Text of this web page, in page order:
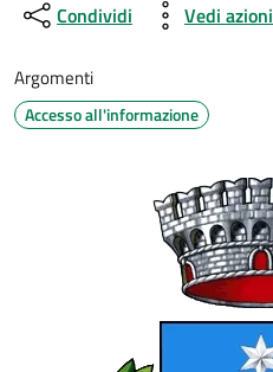
Condividi Vedi azioni
Argomenti
Accesso all'informazione